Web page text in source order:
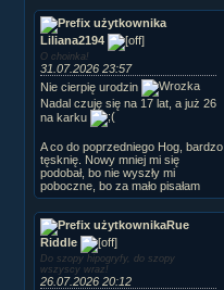
Liliana2194
O choinka!
31.07.2026 23:57
Nie cierpię urodzin
Nadal czuję się na 17 lat, a już 26
na karku
A co do poprzedniego Hog, bardzo
tęsknię. Nowy mniej mi się
podobał, bo nie wyszły mi
poboczne, bo za mało pisałam
Rue
Riddle
Do szopy hipogryfy, do szopy
wszyscy wraz!
26.07.2026 20:12